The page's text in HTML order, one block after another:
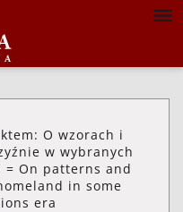
O wzorach i
w wybranych
On patterns and
in some
era